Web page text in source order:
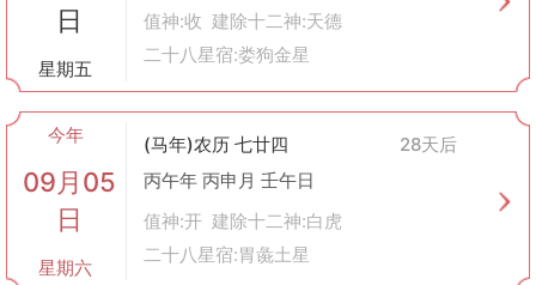
日
星期五
值神:收 建除十二神:天德
二十八星宿:娄狗金星
今年
09月05
日
星期六
(马年)农历 七廿四
28天后
丙午年 丙申月 壬午日
值神:开 建除十二神:白虎
二十八星宿:胃彘土星